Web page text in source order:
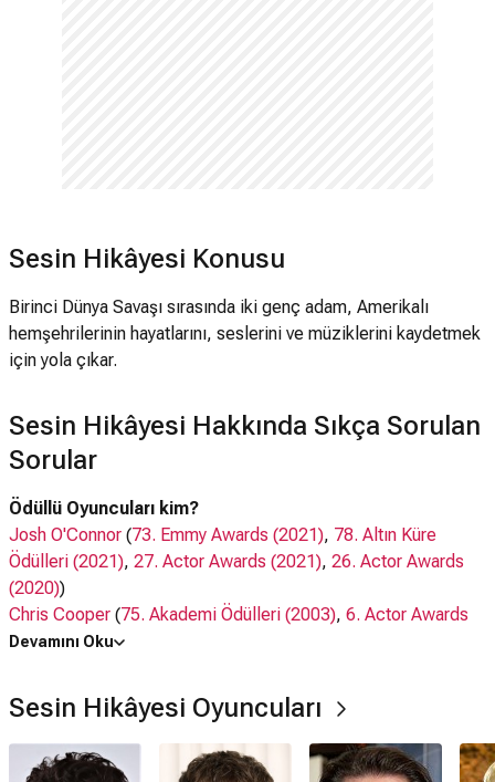
Sesin Hikâyesi Konusu
Birinci Dünya Savaşı sırasında iki genç adam, Amerikalı
hemşehrilerinin hayatlarını, seslerini ve müziklerini kaydetmek
için yola çıkar.
Sesin Hikâyesi Hakkında Sıkça Sorulan
Sorular
Ödüllü Oyuncuları kim?
Josh O'Connor (73. Emmy Awards (2021), 78. Altın Küre
Ödülleri (2021), 27. Actor Awards (2021), 26. Actor Awards
(2020))
Chris Cooper (75. Akademi Ödülleri (2003), 6. Actor Awards
(2000))
Josh O'Connor,Paul Mescal, Chris Cooper,
Alison Bartlett,Michael Xavier
Devamını Oku
Sesin Hikâyesi Oyuncuları